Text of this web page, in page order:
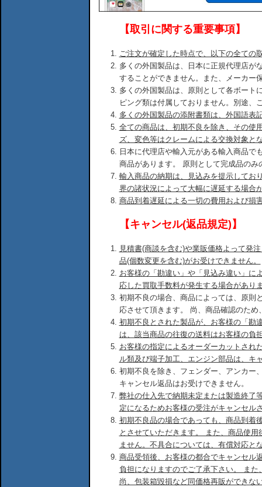
【取引に関する重要事項】
ご注文が確定した時点で、以下の全ての
多くの外国製品は、日本に正規代理店が
することができません。また、メーカー
多くの外国製品は、原則として各ボート
ピング類は付属しておりません。別途、
多くの外国製品の添附書類は、外国語表
全ての商品は、初期不良を除き、その使
ズ、変色等はクレームによる交換対象と
日本に代理店や輸入元がある輸入商品で
商品があります。 原則として完成品のみ
輸入商品の納期は、見込みを提示してお
界の諸状況によって大幅に遅延する場合
商品到着遅延による一切の費用および損
【キャンセル(返品規定)】
見積書(商談を含む)や業販価格よって発
品(個数変更を含む)がお受けできません。
お客様の「勘違い」や「見込み違い」に
応した買取手数料が発生する場合があり
初期不良の場合、商品によっては、原則
応させて頂きます。 尚、商品確認のた
初期不良とされた製品が、お客様の「勘
は、該当商品の往復の送料はお客様の負
お客様の指定によるオーダーカットされ
ル類及び端子加工、エンジン部品は、キ
初期不良を除き、フェンダー、アンカー
キャンセル返品はお受けできません。
弊社の仕入先で納期未定または製造終了
定になるためお客様の受注がキャンセル
初期不良品の場合であっても、商品到着
とさせていただきます。 また、商品使
ません。不具合については、有償対応と
商品受領後、お客様の都合でキャンセル
負担になりますのでご了承下さい。 ま
尚、包装箱毀損など同価格再販ができな